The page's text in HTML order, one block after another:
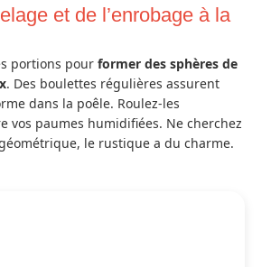
et de l’enrobage à la
portions pour former des sphères de
. Des boulettes régulières assurent
dans la poêle. Roulez-les
vos paumes humidifiées. Ne cherchez
le rustique a du charme.